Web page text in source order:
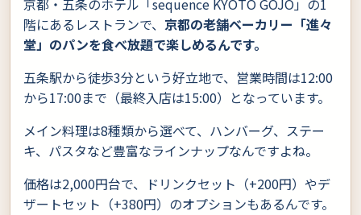
京都・五条のホテル「sequence KYOTO GOJO」の1
階にあるレストランで、 京都の老舗ベーカリー「進々
堂」のパンを食べ放題で楽しめるんです。
五条駅から徒歩3分という好立地で、営業時間は12:00
から17:00まで（最終入店は15:00）となっています。
メイン料理は8種類から選べて、ハンバーグ、ステー
キ、パスタなど豊富なラインナップなんですよね。
価格は2,000円台で、ドリンクセット（+200円）やデ
ザートセット（+380円）のオプションもあるんです。